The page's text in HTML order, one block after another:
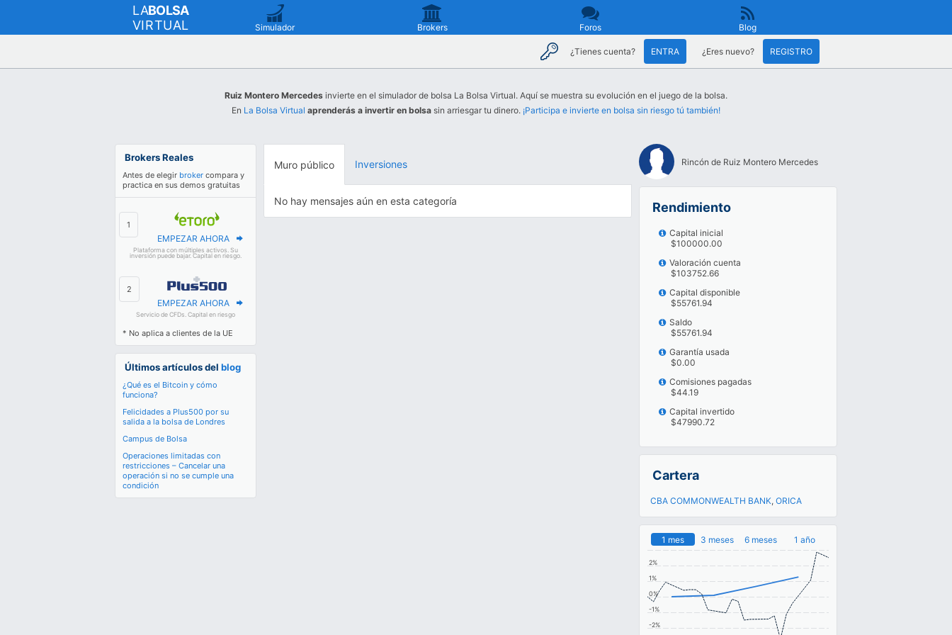
LABOLSA
VIRTUAL
Simulador Brokers Foros Blog
¿Tienes cuenta? ENTRA ¿Eres nuevo? REGISTRO
Ruiz Montero Mercedes invierte en el simulador de bolsa La Bolsa Virtual. Aquí se muestra su evolución en el juego de la bolsa.
En La Bolsa Virtual aprenderás a invertir en bolsa sin arriesgar tu dinero. ¡Participa e invierte en bolsa sin riesgo tú también!
Brokers Reales
Antes de elegir broker compara y
practica en sus demos gratuitas
EMPEZAR AHORA
Plataforma con múltiples activos. Su
inversión puede bajar. Capital en riesgo.
EMPEZAR AHORA
Servicio de CFDs. Capital en riesgo
* No aplica a clientes de la UE
Últimos artículos delblog
¿Qué es el Bitcoin y cómo
funciona?
Felicidades a Plus500 por su
salida a la bolsa de Londres
Campus de Bolsa
Operaciones limitadas con
restricciones – Cancelar una
operación si no se cumple una
condición
Muro público Inversiones
No hay mensajes aún en esta categoría
Rincón de Ruiz Montero Mercedes
Rendimiento
Capital inicial
$100000.00
Valoración cuenta
$103752.66
Capital disponible
$55761.94
Saldo
$55761.94
Garantía usada
$0.00
Comisiones pagadas
$44.19
Capital invertido
$47990.72
Cartera
CBA COMMONWEALTH BANK, ORICA
-2%
-1%
0%
1%
2%
1 mes 3 meses 6 meses 1 año